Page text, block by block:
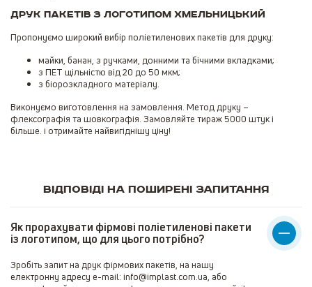
Друк пакетів з логотипом Хмельницький
Пропонуємо широкий вибір поліетиленових пакетів для друку:
майки, банан, з ручками, донними та бічними вкладками;
з ПЕТ щільністю від 20 до 50 мкм;
з біорозкладного матеріалу.
Виконуємо виготовлення на замовлення. Метод друку –
флексографія та шовкографія. Замовляйте тираж 5000 штук і
більше. і отримайте найвигіднішу ціну!
Відповіді на поширені запитання
Як прорахувати фірмові поліетиленові пакети
із логотипом, що для цього потрібно?
Зробіть запит на друк фірмових пакетів, на нашу
електронну адресу e-mail: info@implast.com.ua, або